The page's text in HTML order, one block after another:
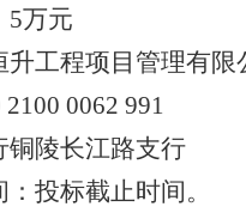
万元
工程项目管理有限
0062 991
陵长江路支行
投标截止时间。